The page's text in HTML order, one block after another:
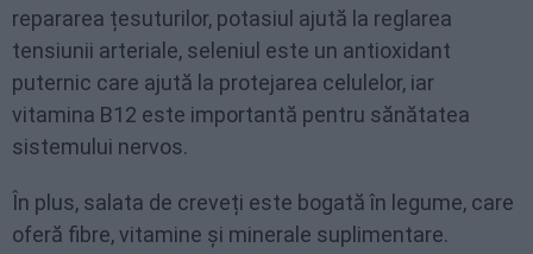
repararea țesuturilor, potasiul ajută la reglarea
tensiunii arteriale, seleniul este un antioxidant
puternic care ajută la protejarea celulelor, iar
vitamina B12 este importantă pentru sănătatea
sistemului nervos.
În plus, salata de creveți este bogată în legume, care
oferă fibre, vitamine și minerale suplimentare.